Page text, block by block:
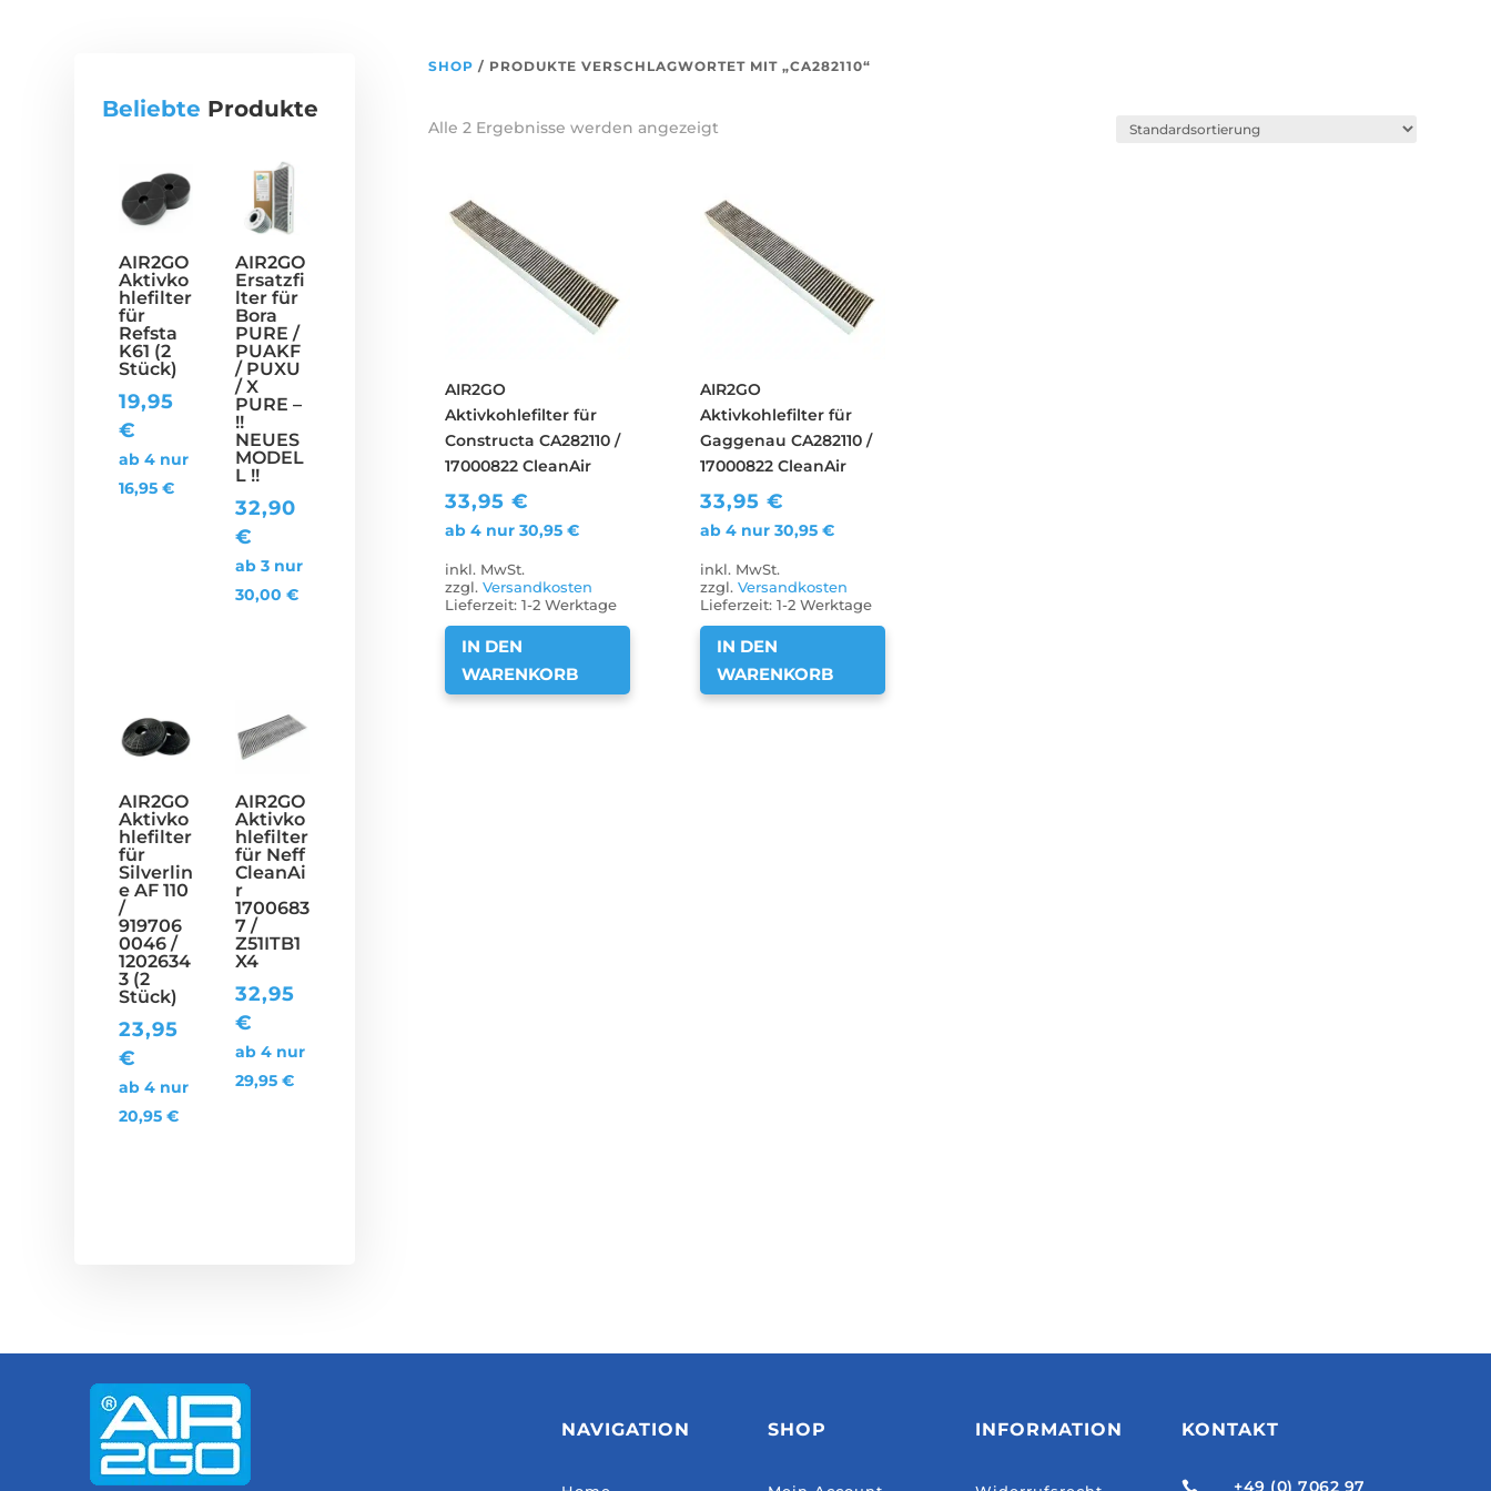
Beliebte Produkte
AIR2GO
Aktivko
hlefilter
für
Refsta
K61 (2
Stück)
19,95
€
ab 4 nur
16,95€
AIR2GO
Ersatzfi
lter für
Bora
PURE /
PUAKF
/ PUXU
/ X
PURE –
!!
NEUES
MODEL
L !!
32,90
€
ab 3 nur
30,00€
AIR2GO
Aktivko
hlefilter
für
Silverlin
e AF 110
/
919706
0046 /
1202634
3 (2
Stück)
23,95
€
ab 4 nur
20,95€
AIR2GO
Aktivko
hlefilter
für Neff
CleanAi
r
1700683
7 /
Z51ITB1
X4
32,95
€
ab 4 nur
29,95€
SHOP / PRODUKTE VERSCHLAGWORTET MIT „CA282110“
Alle 2 Ergebnisse werden angezeigt
AIR2GO
Aktivkohlefilter für
Constructa CA282110 /
17000822 CleanAir
33,95€
ab 4 nur30,95€
inkl. MwSt.
zzgl.Versandkosten
Lieferzeit:1-2 Werktage
IN DEN
WARENKORB
AIR2GO
Aktivkohlefilter für
Gaggenau CA282110 /
17000822 CleanAir
33,95€
ab 4 nur30,95€
inkl. MwSt.
zzgl.Versandkosten
Lieferzeit:1-2 Werktage
IN DEN
WARENKORB
NAVIGATION SHOP INFORMATION KONTAKT
 +49 (0) 7062 97